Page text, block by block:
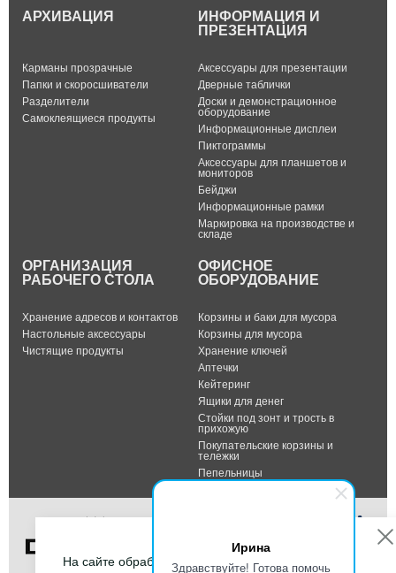
Ирина
Здравствуйте! Готова помочь
АРХИВАЦИЯ
Карманы прозрачные
Папки и скоросшиватели
Разделители
Самоклеящиеся продукты
ИНФОРМАЦИЯ И
ПРЕЗЕНТАЦИЯ
Аксессуары для презентации
Дверные таблички
Доски и демонстрационное
оборудование
Информационные дисплеи
Пиктограммы
Аксессуары для планшетов и
мониторов
Бейджи
Информационные рамки
Маркировка на производстве и
складе
ОРГАНИЗАЦИЯ
РАБОЧЕГО СТОЛА
Хранение адресов и контактов
Настольные аксессуары
Чистящие продукты
ОФИСНОЕ
ОБОРУДОВАНИЕ
Корзины и баки для мусора
Корзины для мусора
Хранение ключей
Аптечки
Кейтеринг
Ящики для денег
Стойки под зонт и трость в
прихожую
Покупательские корзины и
тележки
Пепельницы
На сайте обрабатываются файлы cookies, чтобы